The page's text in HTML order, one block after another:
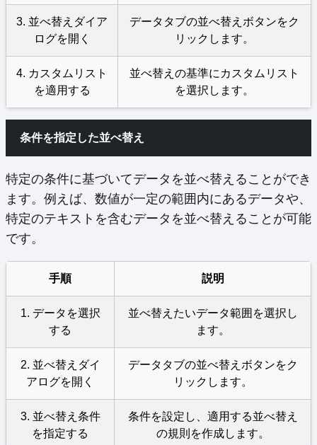
3. 並べ替えダイア
ログを開く
データタブの並べ替えボタンをク
リックします。
4. カスタムリスト
を適用する
並べ替えの基準にカスタムリスト
を選択します。
条件を指定した並べ替え
特定の条件に基づいてデータを並べ替えることができ
ます。例えば、数値が一定の範囲内にあるデータや、
特定のテキストを含むデータを並べ替えることが可能
です。
手順 説明
1. データを選択
する
並べ替えたいデータ範囲を選択し
ます。
2. 並べ替えダイ
アログを開く
データタブの並べ替えボタンをク
リックします。
3. 並べ替え条件
を指定する
条件を設定し、適用する並べ替え
の規則を作成します。